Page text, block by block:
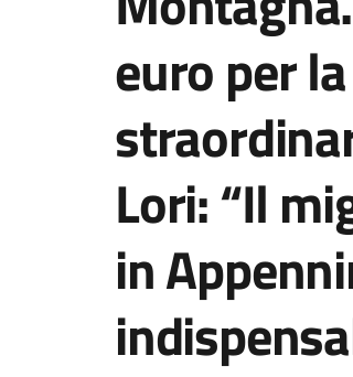
euro per
Lori: “Il
in